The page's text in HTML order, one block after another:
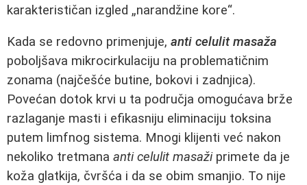
karakterističan izgled „narandžine kore“.
Kada se redovno primenjuje, anti celulit masaža
poboljšava mikrocirkulaciju na problematičnim
zonama (najčešće butine, bokovi i zadnjica).
Povećan dotok krvi u ta područja omogućava brže
razlaganje masti i efikasniju eliminaciju toksina
putem limfnog sistema. Mnogi klijenti već nakon
nekoliko tretmana anti celulit masažiprimete da je
koža glatkija, čvršća i da se obim smanjio. To nije